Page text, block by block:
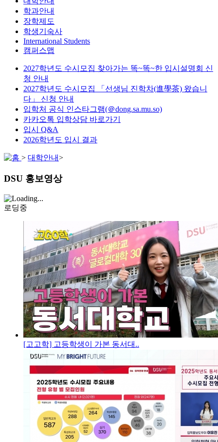
학과안내
장학제도
학생기숙사
International Students
캠퍼스맵
2027학년도 수시모집 찾아가는 똑~똑~한 입시설명회 신
청 안내
2027학년도 수시모집 「선생님 진학차(進學茶) 왔습니
다」 신청 안내
입학처 공식 인스타그램(＠dong.sa.mu.so)
카카오톡 입학상담 바로가기
입시 Q&A
2026학년도 입시 결과
> 대학안내>
DSU 홍보영상
로딩중
[고고학] 고등학생이 가본 동서대..